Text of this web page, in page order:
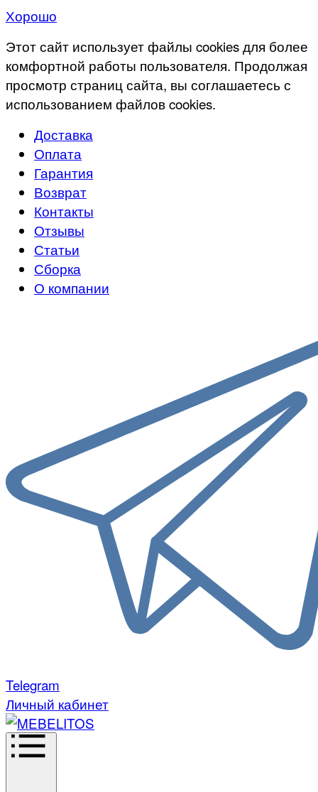
Хорошо
Этот сайт использует файлы cookies для более
комфортной работы пользователя. Продолжая
просмотр страниц сайта, вы соглашаетесь с
использованием файлов cookies.
Доставка
Оплата
Гарантия
Возврат
Контакты
Отзывы
Статьи
Сборка
О компании
Telegram
Личный кабинет